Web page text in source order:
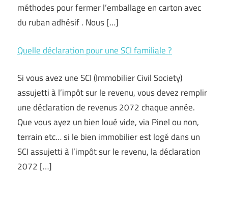
méthodes pour fermer l’emballage en carton avec
du ruban adhésif . Nous […]
Quelle déclaration pour une SCI familiale ?
Si vous avez une SCI (Immobilier Civil Society)
assujetti à l’impôt sur le revenu, vous devez remplir
une déclaration de revenus 2072 chaque année.
Que vous ayez un bien loué vide, via Pinel ou non,
terrain etc… si le bien immobilier est logé dans un
SCI assujetti à l’impôt sur le revenu, la déclaration
2072 […]